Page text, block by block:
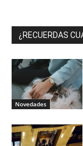
¿RECUERDAS
Novedades